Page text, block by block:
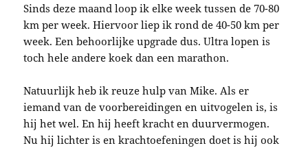
Sinds deze maand loop ik elke week tussen de 70-80
km per week. Hiervoor liep ik rond de 40-50 km per
week. Een behoorlijke upgrade dus. Ultra lopen is
toch hele andere koek dan een marathon.
Natuurlijk heb ik reuze hulp van Mike. Als er
iemand van de voorbereidingen en uitvogelen is, is
hij het wel. En hij heeft kracht en duurvermogen.
Nu hij lichter is en krachtoefeningen doet is hij ook